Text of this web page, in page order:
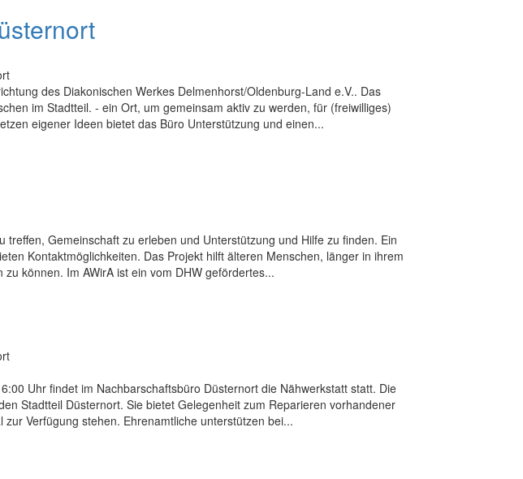
des Diakonischen Werkes Delmenhorst/Oldenburg-Land e.V.. Das
im Stadtteil. - ein Ort, um gemeinsam aktiv zu werden, für (freiwilliges)
eigener Ideen bietet das Büro Unterstützung und einen...
treffen, Gemeinschaft zu erleben und Unterstützung und Hilfe zu finden. Ein
Kontaktmöglichkeiten. Das Projekt hilft älteren Menschen, länger in ihrem
können. Im AWirA ist ein vom DHW gefördertes...
Uhr findet im Nachbarschaftsbüro Düsternort die Nähwerkstatt statt. Die
Stadtteil Düsternort. Sie bietet Gelegenheit zum Reparieren vorhandener
Verfügung stehen. Ehrenamtliche unterstützen bei...